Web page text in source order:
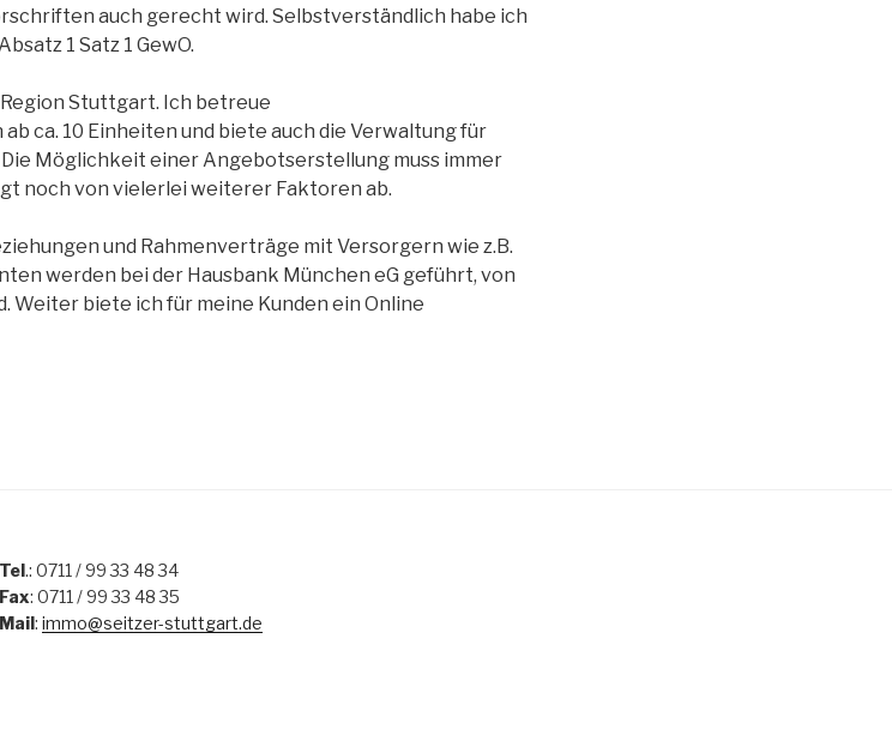
auch gerecht wird. Selbstverständlich habe ich
1 Satz 1 GewO.
Stuttgart. Ich betreue
ca. 10 Einheiten und biete auch die Verwaltung für
Möglichkeit einer Angebotserstellung muss immer
noch von vielerlei weiterer Faktoren ab.
und Rahmenverträge mit Versorgern wie z.B.
werden bei der Hausbank München eG geführt, von
Weiter biete ich für meine Kunden ein Online
Tel.: 0711 / 99 33 48 34
Fax: 0711 / 99 33 48 35
Mail: immo@seitzer-stuttgart.de